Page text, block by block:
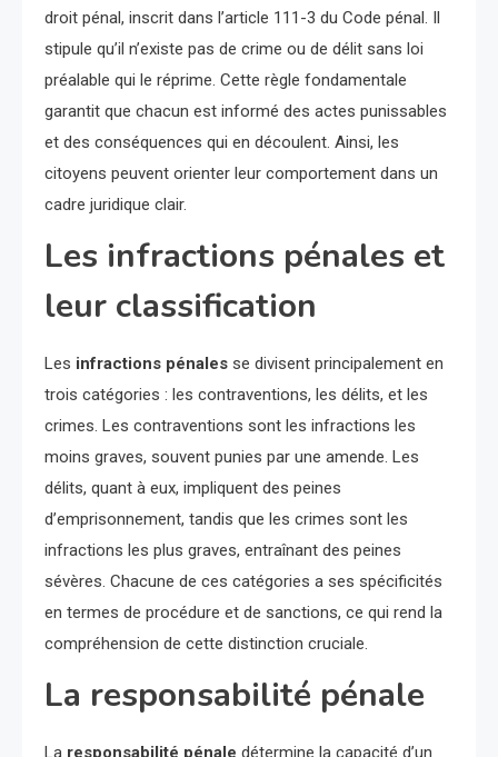
droit pénal, inscrit dans l’article 111-3 du Code pénal. Il
stipule qu’il n’existe pas de crime ou de délit sans loi
préalable qui le réprime. Cette règle fondamentale
garantit que chacun est informé des actes punissables
et des conséquences qui en découlent. Ainsi, les
citoyens peuvent orienter leur comportement dans un
cadre juridique clair.
Les infractions pénales et
leur classification
Les infractions pénales se divisent principalement en
trois catégories : les contraventions, les délits, et les
crimes. Les contraventions sont les infractions les
moins graves, souvent punies par une amende. Les
délits, quant à eux, impliquent des peines
d’emprisonnement, tandis que les crimes sont les
infractions les plus graves, entraînant des peines
sévères. Chacune de ces catégories a ses spécificités
en termes de procédure et de sanctions, ce qui rend la
compréhension de cette distinction cruciale.
La responsabilité pénale
La responsabilité pénale détermine la capacité d’un